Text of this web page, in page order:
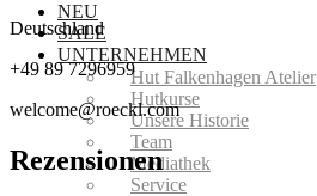
NEU
SALE
UNTERNEHMEN
Hut Falkenhagen Atelier
Hutkurse
Unsere Historie
Team
Mediathek
Service
Deutschland
+49 89 7296959
welcome@roeckl.com
Rezensionen